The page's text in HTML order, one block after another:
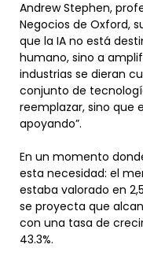
Andrew Stephen,
Negocios de Oxford,
que la IA no está
humano, sino a
industrias se dieran
conjunto de
reemplazar, sino que
apoyando”.
En un momento
esta necesidad: el
estaba valorado en
se proyecta que
con una tasa de
43.3%.